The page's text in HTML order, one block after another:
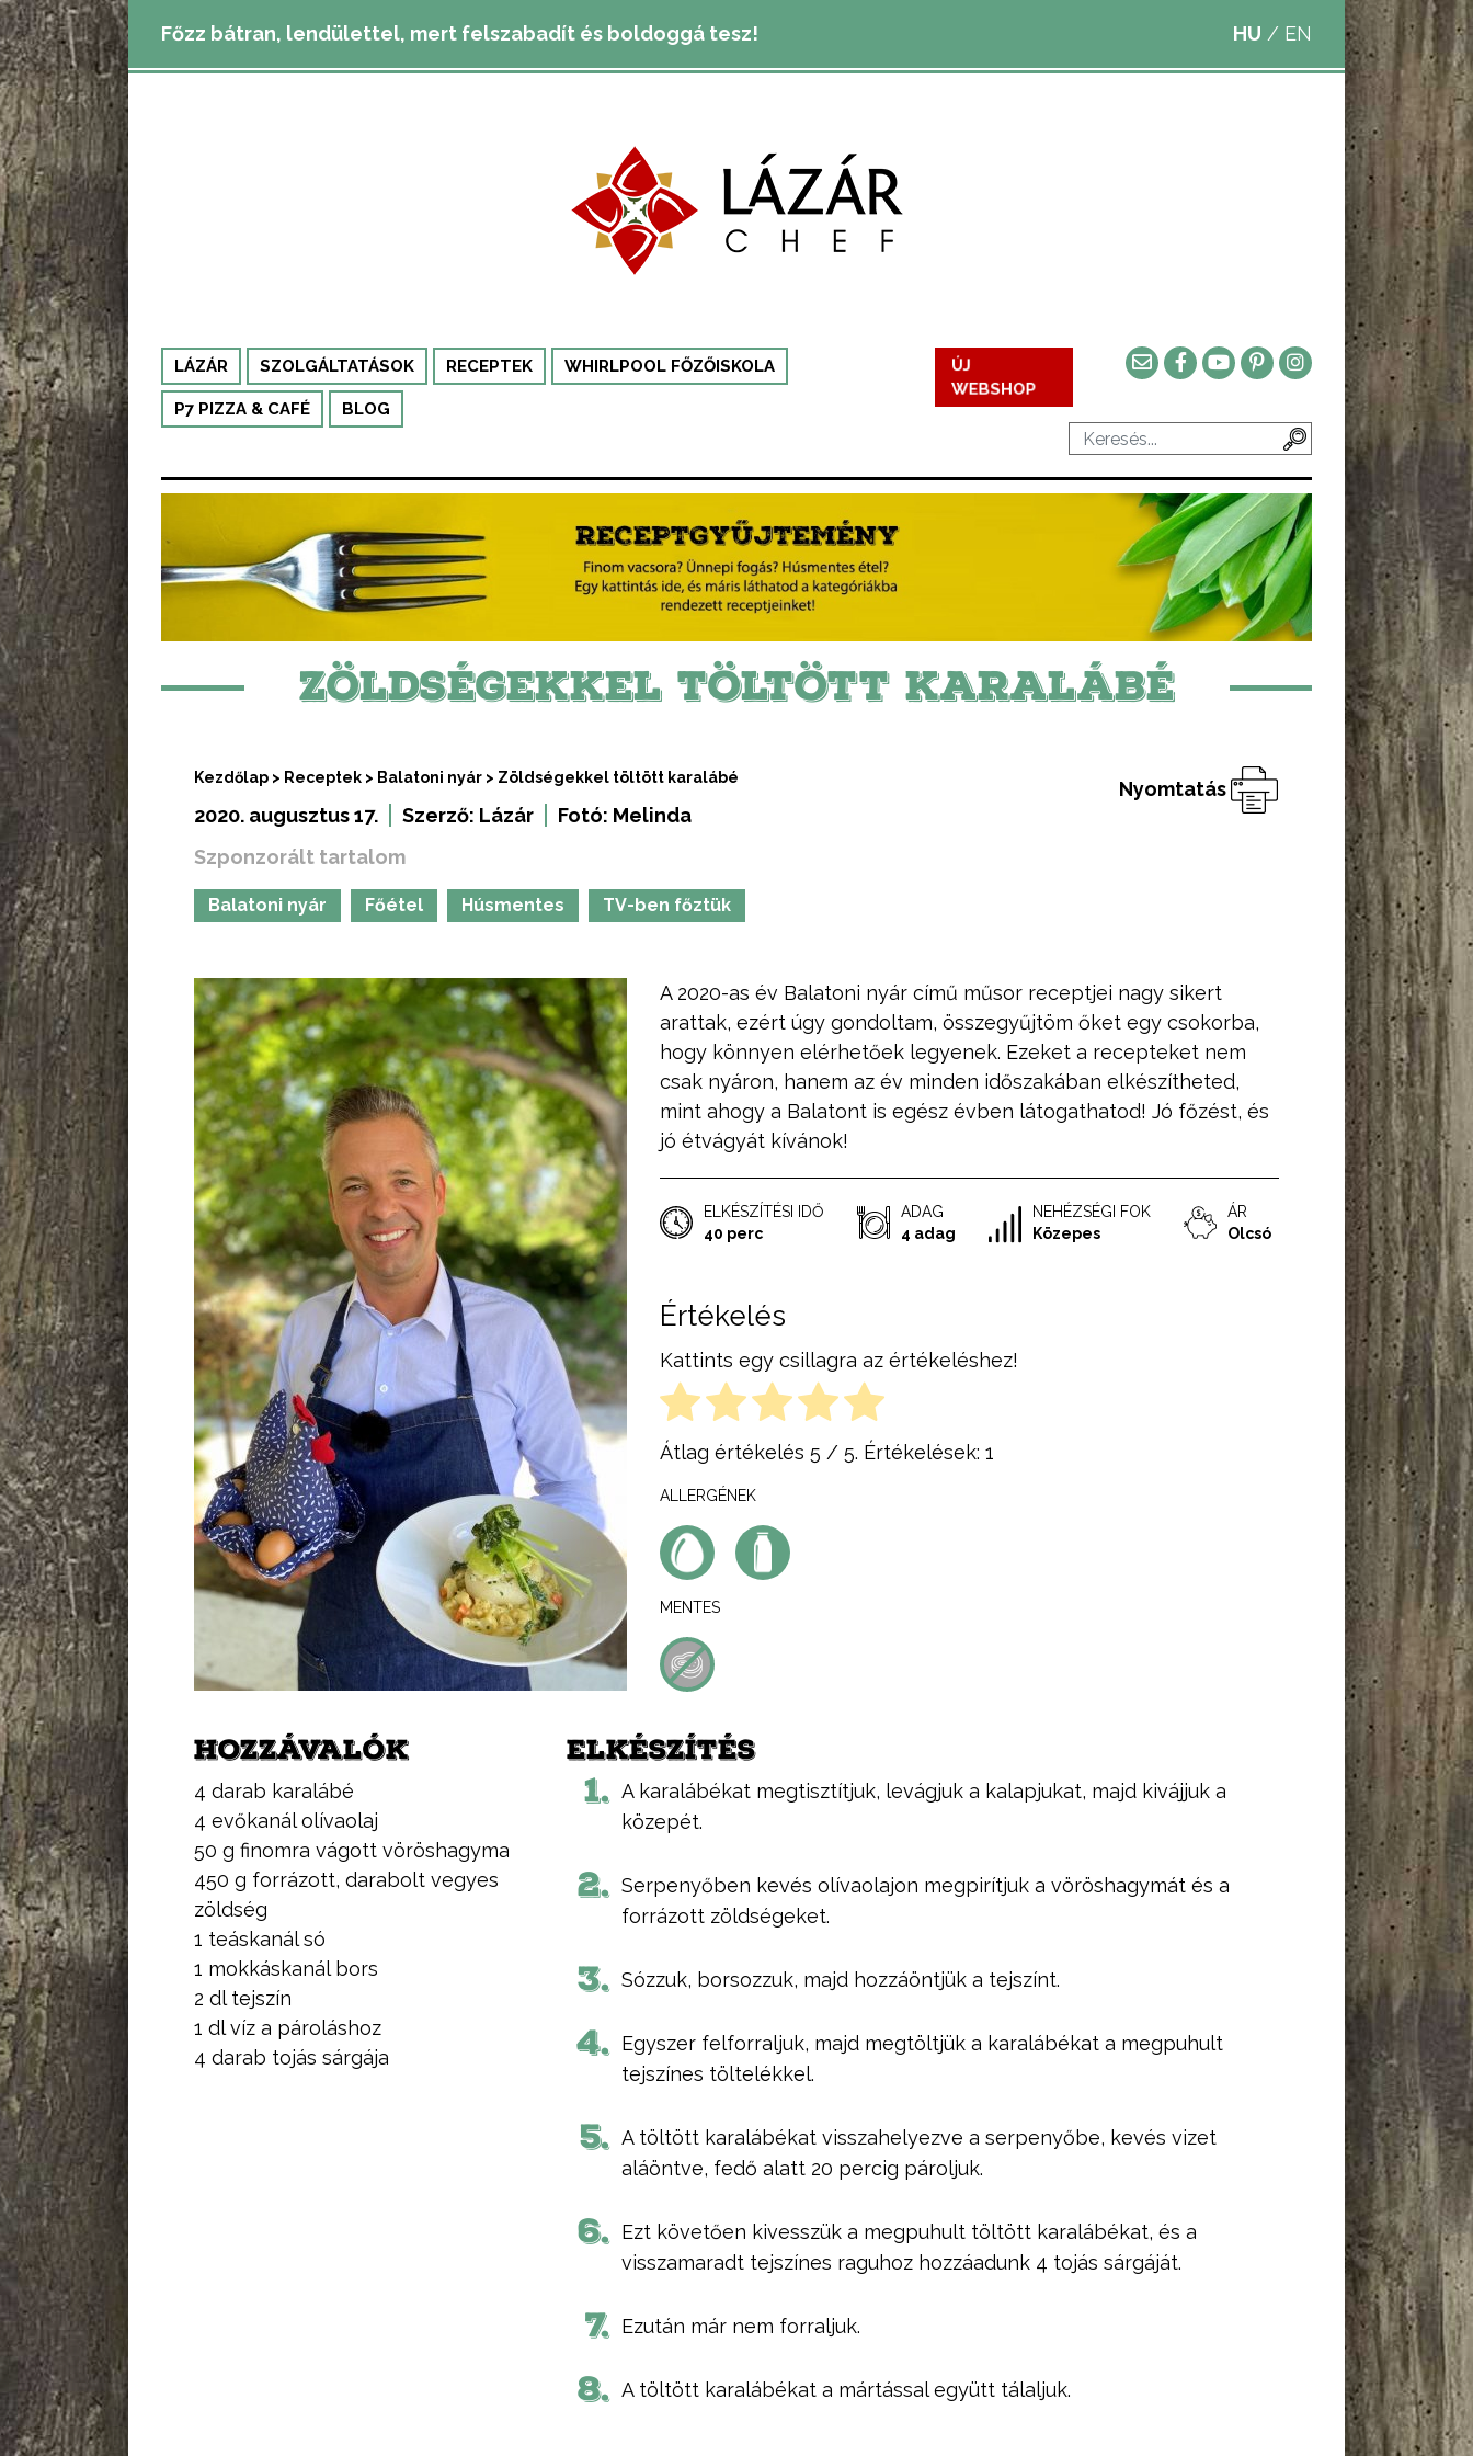
Főzz bátran, lendülettel, mert felszabadít és boldoggá tesz! HU / EN
LÁZÁR SZOLGÁLTATÁSOK RECEPTEK WHIRLPOOL FŐZŐISKOLA
P7 PIZZA & CAFÉ BLOG
ÚJ
WEBSHOP
ZÖLDSÉGEKKEL TÖLTÖTT KARALÁBÉ
Kezdőlap > Receptek > Balatoni nyár > Zöldségekkel töltött karalábé
2020. augusztus 17. Szerző: Lázár Fotó: Melinda
Szponzorált tartalom
Balatoni nyár Főétel Húsmentes TV-ben főztük
Nyomtatás
A 2020-as év Balatoni nyár című műsor receptjei nagy sikert
arattak, ezért úgy gondoltam, összegyűjtöm őket egy csokorba,
hogy könnyen elérhetőek legyenek. Ezeket a recepteket nem
csak nyáron, hanem az év minden időszakában elkészítheted,
mint ahogy a Balatont is egész évben látogathatod! Jó főzést, és
jó étvágyát kívánok!
ELKÉSZÍTÉSI IDŐ
40 perc
ADAG
4 adag
NEHÉZSÉGI FOK
Közepes
ÁR
Olcsó
Értékelés
Kattints egy csillagra az értékeléshez!
Átlag értékelés 5 / 5. Értékelések: 1
ALLERGÉNEK
MENTES
HOZZÁVALÓK
4 darab karalábé
4 evőkanál olívaolaj
50 g finomra vágott vöröshagyma
450 g forrázott, darabolt vegyes
zöldség
1 teáskanál só
1 mokkáskanál bors
2 dl tejszín
1 dl víz a pároláshoz
4 darab tojás sárgája
ELKÉSZÍTÉS
1. A karalábékat megtisztítjuk, levágjuk a kalapjukat, majd kivájjuk a
közepét.
2. Serpenyőben kevés olívaolajon megpirítjuk a vöröshagymát és a
forrázott zöldségeket.
3. Sózzuk, borsozzuk, majd hozzáöntjük a tejszínt.
4. Egyszer felforraljuk, majd megtöltjük a karalábékat a megpuhult
tejszínes töltelékkel.
5. A töltött karalábékat visszahelyezve a serpenyőbe, kevés vizet
aláöntve, fedő alatt 20 percig pároljuk.
6. Ezt követően kivesszük a megpuhult töltött karalábékat, és a
visszamaradt tejszínes raguhoz hozzáadunk 4 tojás sárgáját.
7. Ezután már nem forraljuk.
8. A töltött karalábékat a mártással együtt tálaljuk.